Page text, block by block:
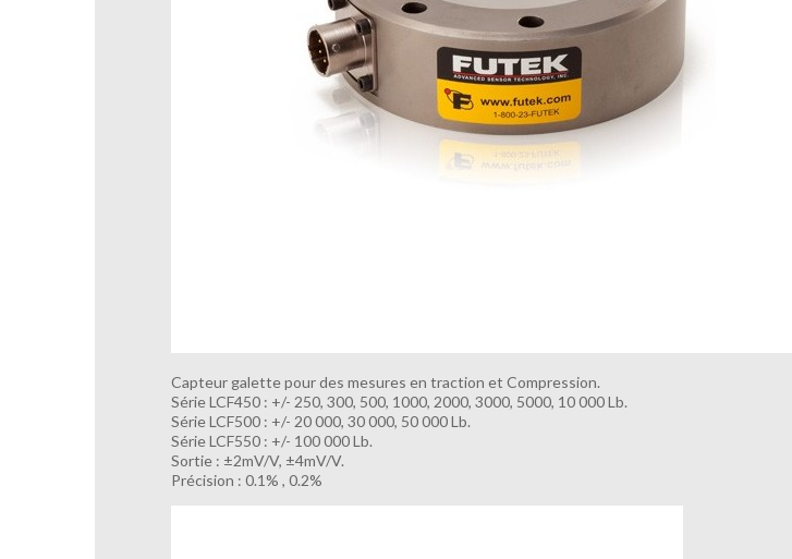
Capteur galette pour des mesures en traction et Compression.
Série LCF450 : +/- 250, 300, 500, 1000, 2000, 3000, 5000, 10 000 Lb.
Série LCF500 : +/- 20 000, 30 000, 50 000 Lb.
Série LCF550 : +/- 100 000 Lb.
Sortie : ±2mV/V, ±4mV/V.
Précision : 0.1% , 0.2%